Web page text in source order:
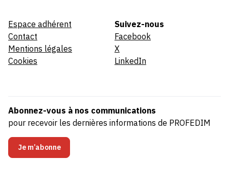
Espace adhérent
Contact
Mentions légales
Cookies
Suivez-nous
Facebook
X
LinkedIn
Abonnez-vous à nos communications
pour recevoir les dernières informations de PROFEDIM
Je m’abonne